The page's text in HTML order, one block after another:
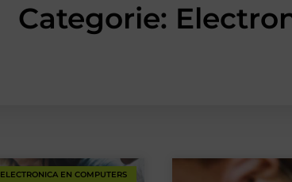
Categorie:
ELECTRONICA EN COMPUTERS